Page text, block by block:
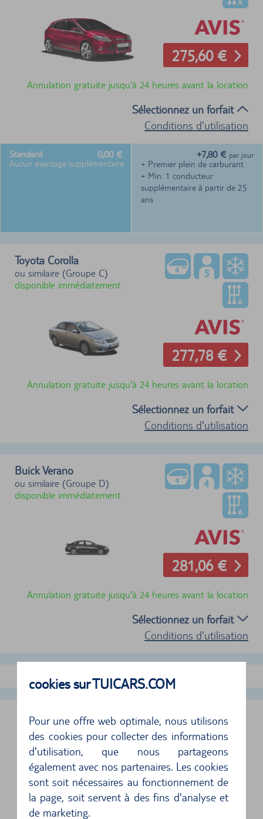
cookies sur TUICARS.COM
Pour une offre web optimale, nous utilisons
des cookies pour collecter des informations
d'utilisation, que nous partageons
également avec nos partenaires. Les cookies
sont soit nécessaires au fonctionnement de
la page, soit servent à des fins d'analyse et
de marketing.
275,60 €
Annulation gratuite jusqu'à 24 heures avant la location
Sélectionnez un forfait
Conditions d'utilisation
Standard
Aucun avantage supplémentaire
0,00 €
+ Premier plein de carburant
+ Min. 1 conducteur
supplémentaire à partir de 25
ans
+7,80 € par jour
Toyota Corolla
ou similaire (Groupe C)
disponible immédiatement
277,78 €
Annulation gratuite jusqu'à 24 heures avant la location
Sélectionnez un forfait
Conditions d'utilisation
Buick Verano
ou similaire (Groupe D)
disponible immédiatement
281,06 €
Annulation gratuite jusqu'à 24 heures avant la location
Sélectionnez un forfait
Conditions d'utilisation
Afficher plus d'offres
LIHUE AÉROPORT, ÉTATS-UNIS
LES AGENCES DE LOCATION DE VOITURES
SUIVANTES SONT SITUÉES SUR LE SITE